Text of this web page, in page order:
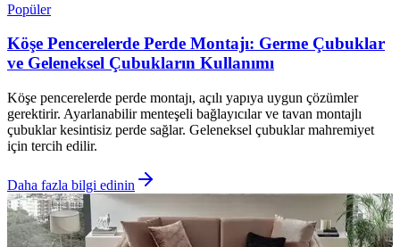
Popüler
Köşe Pencerelerde Perde Montajı: Germe Çubuklar
ve Geleneksel Çubukların Kullanımı
Köşe pencerelerde perde montajı, açılı yapıya uygun çözümler
gerektirir. Ayarlanabilir menteşeli bağlayıcılar ve tavan montajlı
çubuklar kesintisiz perde sağlar. Geleneksel çubuklar mahremiyet
için tercih edilir.
Daha fazla bilgi edinin